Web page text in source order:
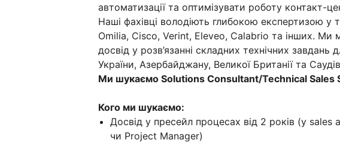
автоматизації та оптимізувати роботу контакт-
Наші фахівці володіють глибокою експертизою у
Omilia, Cisco, Verint, Eleveo, Calabrio та інших. Ми
досвід у розв’язанні складних технічних завдань
України, Азербайджану, Великої Британії та
Ми шукаємо Solutions Consultant/Technical Sales
Кого ми шукаємо:
Досвід у пресейл процесах від 2 років (у sales
чи Project Manager)